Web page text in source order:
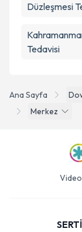
Ana Sayfa
Merkez
Düzleşmesi
Tedavisi